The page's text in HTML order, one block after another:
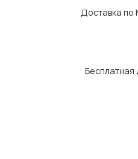
Доставка
Бесплатная